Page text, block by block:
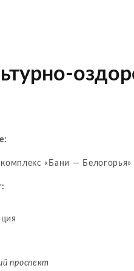
«Бани — Белогорья»
проспект